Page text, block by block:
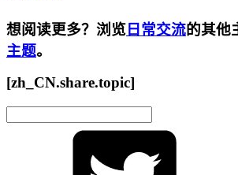
想阅读更多？浏览 日常交流的其他
主题。
[zh_CN.share.topic]